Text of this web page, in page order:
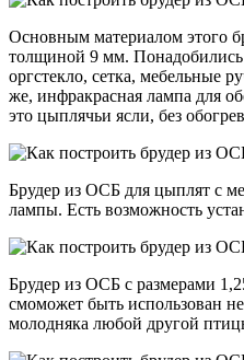
Основным материалом этого
толщиной 9 мм.
оргстекло, сетка, мебельные
же, инфракрасная лампа для
это цыплячьи ясли, без
Брудер из ОСБ для цыплят с
лампы. Есть возможность
Брудер из ОСБ с размерами
смоможет быть использован
молодняка любой другой